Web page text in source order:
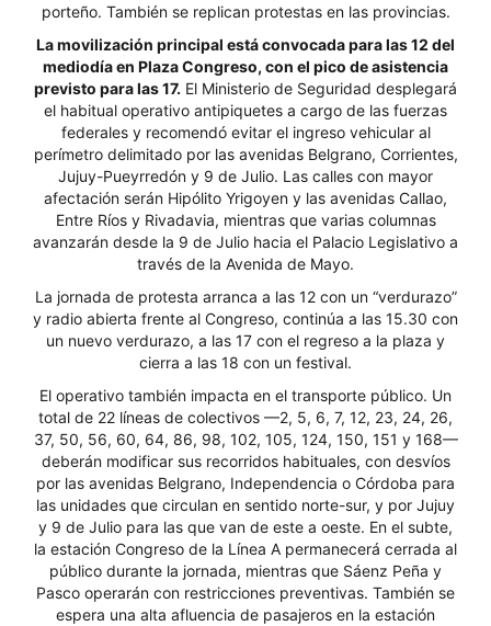
porteño. También se replican protestas en las provincias.
La movilización principal está convocada para las 12 del
mediodía en Plaza Congreso, con el pico de asistencia
previsto para las 17. El Ministerio de Seguridad desplegará
el habitual operativo antipiquetes a cargo de las fuerzas
federales y recomendó evitar el ingreso vehicular al
perímetro delimitado por las avenidas Belgrano, Corrientes,
Jujuy-Pueyrredón y 9 de Julio. Las calles con mayor
afectación serán Hipólito Yrigoyen y las avenidas Callao,
Entre Ríos y Rivadavia, mientras que varias columnas
avanzarán desde la 9 de Julio hacia el Palacio Legislativo a
través de la Avenida de Mayo.
La jornada de protesta arranca a las 12 con un “verdurazo”
y radio abierta frente al Congreso, continúa a las 15.30 con
un nuevo verdurazo, a las 17 con el regreso a la plaza y
cierra a las 18 con un festival.
El operativo también impacta en el transporte público. Un
total de 22 líneas de colectivos —2, 5, 6, 7, 12, 23, 24, 26,
37, 50, 56, 60, 64, 86, 98, 102, 105, 124, 150, 151 y 168—
deberán modificar sus recorridos habituales, con desvíos
por las avenidas Belgrano, Independencia o Córdoba para
las unidades que circulan en sentido norte-sur, y por Jujuy
y 9 de Julio para las que van de este a oeste. En el subte,
la estación Congreso de la Línea A permanecerá cerrada al
público durante la jornada, mientras que Sáenz Peña y
Pasco operarán con restricciones preventivas. También se
espera una alta afluencia de pasajeros en la estación